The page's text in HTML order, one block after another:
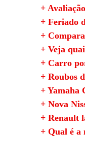
+
+ Feriado
+
+ Veja
+ Carro
+ Roubos
+ Yamaha
+ Nova
+ Renault
+ Qual é a